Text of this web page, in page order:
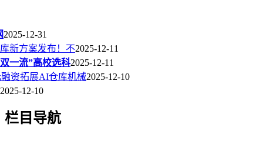
2025-12-31
新方案发布！不2025-12-11
一流”高校选科2025-12-11
融资拓展AI仓库机械2025-12-10
2025-12-10
栏目导航